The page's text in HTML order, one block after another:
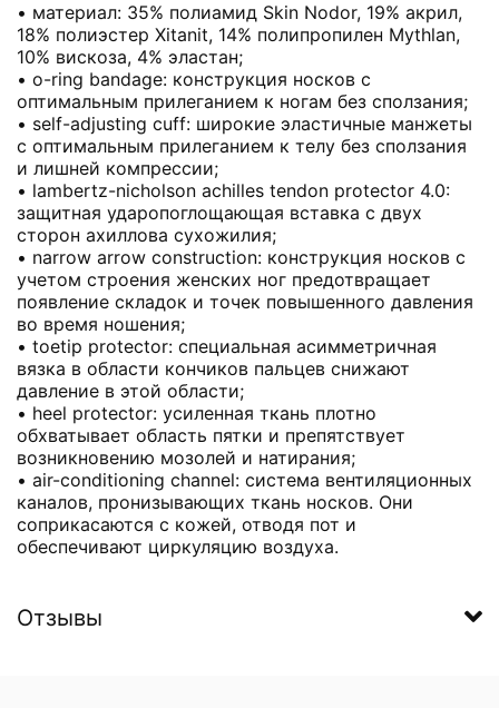
• материал: 35% полиамид Skin Nodor, 19% акрил,
18% полиэстер Xitanit, 14% полипропилен Mythlan,
10% вискоза, 4% эластан;
• o-ring bandage: конструкция носков с
оптимальным прилеганием к ногам без сползания;
• self-adjusting cuff: широкие эластичные манжеты
с оптимальным прилеганием к телу без сползания
и лишней компрессии;
• lambertz-nicholson achilles tendon protector 4.0:
защитная ударопоглощающая вставка с двух
сторон ахиллова сухожилия;
• narrow arrow construction: конструкция носков с
учетом строения женских ног предотвращает
появление складок и точек повышенного давления
во время ношения;
• toetip protector: специальная асимметричная
вязка в области кончиков пальцев снижают
давление в этой области;
• heel protector: усиленная ткань плотно
обхватывает область пятки и препятствует
возникновению мозолей и натирания;
• air-conditioning channel: система вентиляционных
каналов, пронизывающих ткань носков. Они
соприкасаются с кожей, отводя пот и
обеспечивают циркуляцию воздуха.
Отзывы